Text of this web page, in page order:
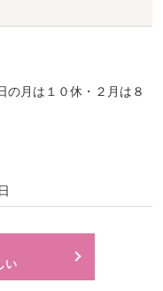
の月は１０休・２月は８
い